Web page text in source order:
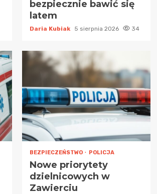
bezpiecznie bawić się
latem
Daria Kubiak 5 sierpnia 2026 34
BEZPIECZEŃSTWO POLICJA
Nowe priorytety
dzielnicowych w
Zawierciu